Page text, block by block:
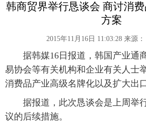
能源 房产
图片 视频 彩
金融
韩商贸界举行恳谈会 商讨消
方案
2015年11月16日 11:03:28 来源：
据韩媒16日报道，韩国产业通
易协会等有关机构和企业有关人士
消费品产业高级名牌化以及扩大出
据报道，此次恳谈会是上周举
议的后续措施。